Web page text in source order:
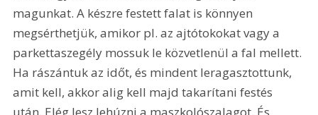
magunkat. A készre festett falat is könnyen
megsérthetjük, amikor pl. az ajtótokokat vagy a
parkettaszegély mossuk le közvetlenül a fal mellett.
Ha rászántuk az időt, és mindent leragasztottunk,
amit kell, akkor alig kell majd takarítani festés
után. Elég lesz lehúzni a maszkolószalagot. És